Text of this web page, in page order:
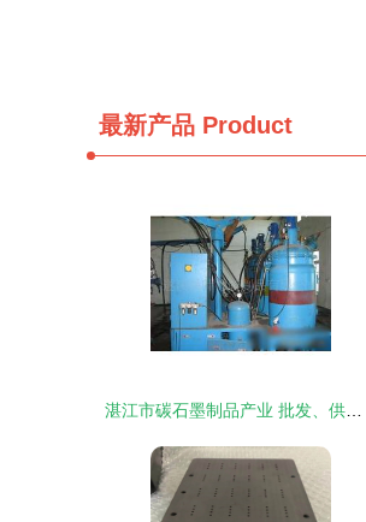
最新产品 Product